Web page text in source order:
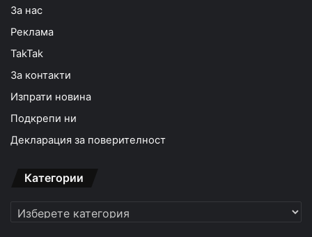
За нас
Реклама
TakTak
За контакти
Изпрати новина
Подкрепи ни
Декларация за поверителност
Категории
Категории